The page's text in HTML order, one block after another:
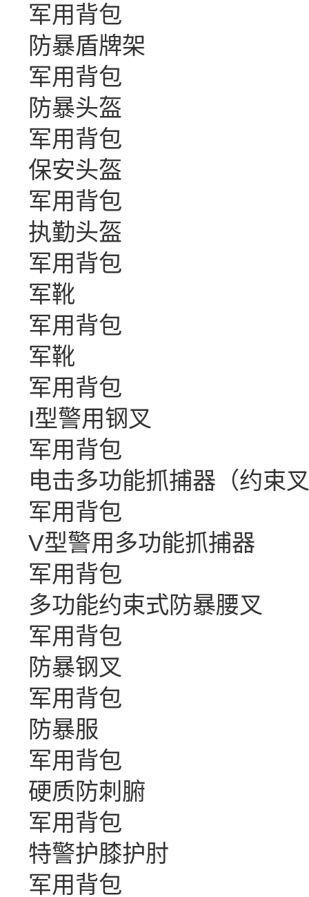
军用背包
防暴盾牌架
军用背包
防暴头盔
军用背包
保安头盔
军用背包
执勤头盔
军用背包
军靴
军用背包
军靴
军用背包
I型警用钢叉
军用背包
电击多功能抓捕器（约束
军用背包
V型警用多功能抓捕器
军用背包
多功能约束式防暴腰叉
军用背包
防暴钢叉
军用背包
防暴服
军用背包
硬质防刺腑
军用背包
特警护膝护肘
军用背包